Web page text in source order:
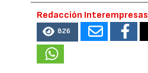
Redacción Interempresas
826